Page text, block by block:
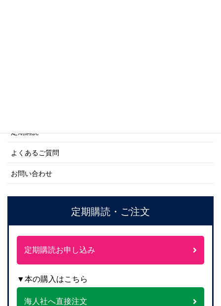
定期購読
よくあるご質問
お問い合わせ
定期購読・ご注文
定期購読お申し込み
▼本の購入はこちら
海人社へ直接注文